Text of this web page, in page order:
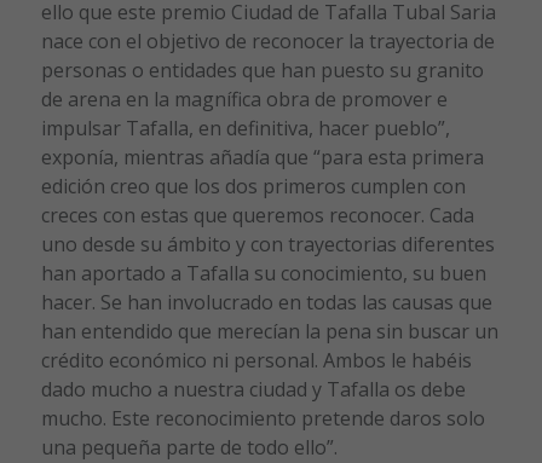
ello que este premio Ciudad de Tafalla Tubal Saria
nace con el objetivo de reconocer la trayectoria de
personas o entidades que han puesto su granito
de arena en la magnífica obra de promover e
impulsar Tafalla, en definitiva, hacer pueblo”,
exponía, mientras añadía que “para esta primera
edición creo que los dos primeros cumplen con
creces con estas que queremos reconocer. Cada
uno desde su ámbito y con trayectorias diferentes
han aportado a Tafalla su conocimiento, su buen
hacer. Se han involucrado en todas las causas que
han entendido que merecían la pena sin buscar un
crédito económico ni personal. Ambos le habéis
dado mucho a nuestra ciudad y Tafalla os debe
mucho. Este reconocimiento pretende daros solo
una pequeña parte de todo ello”.